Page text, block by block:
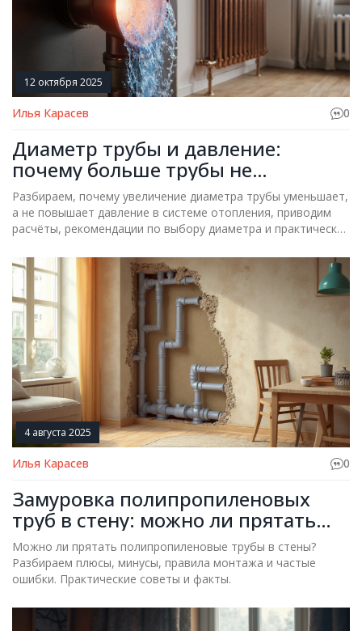
12 октября 2025
Илья Карасев 0
Диаметр трубы и давление:
почему больше трубы не
повышает давление
Разбираем, почему увеличение диаметра трубы уменьшает,
а не повышает давление в системе отопления, приводим
расчёты, рекомендации по выбору диаметра и практические
4 августа 2025
Илья Карасев 0
Замуровка полипропиленовых
труб в стену: можно ли прятать
трубы в штробу
Можно ли прятать полипропиленовые трубы в стены?
Разбираем плюсы, минусы, правила монтажа и частые
ошибки. Практические советы и факты.